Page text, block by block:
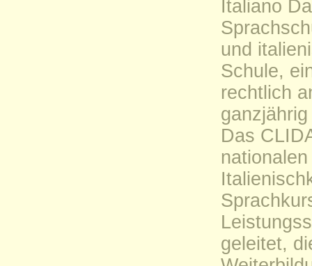
Italiano
und
Schule,
rechtlich
Das
geleitet,